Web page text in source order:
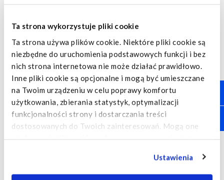
Ta strona wykorzystuje pliki cookie
Ta strona używa plików cookie. Niektóre pliki cookie są
niezbędne do uruchomienia podstawowych funkcji i bez
nich strona internetowa nie może działać prawidłowo.
Inne pliki cookie są opcjonalne i mogą być umieszczane
na Twoim urządzeniu w celu poprawy komfortu
użytkowania, zbierania statystyk, optymalizacji
funkcjonalności strony i dostarczania treści
dostosowanych do Twoich zainteresowań. Mogą one
internetowych i mogą być wykorzystywane przez takie
strony trzecie również do ich celów. Kliknij "Ustawienia",
Ustawienia
Dysponujemy pełnowymiarową, bezpyłową kabiną
lakierniczą, która
umożliwia obsługę wszystkich typów pojazdów, w tym
również autobusów
i naczep
Posiadamy urządzenie do prostowania ram pojazdów
dostawczych,